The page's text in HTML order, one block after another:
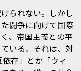
られない。しかし
闘争に向けて国際
、帝国主義との平
いる。それは、対
存」とか「ウィ